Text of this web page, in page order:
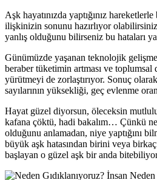
Aşk hayatınızda yaptığınız
ilişkinizin sonunu hazırlıyor
yanlış olduğunu bilirseniz bu hataları
Günümüzde yaşanan teknolojik
beraber tüketimin artması ve
yürütmeyi de zorlaştırıyor. Sonuç
sayılarının yüksekliği, geç evlenme
Hayat güzel diyorsun, öleceksin
kafana çöktü, hadi bakalım… Çünkü
olduğunu anlamadan, niye yaptığını
büyük aşk hatasından birini veya
başlayan o güzel aşk bir anda